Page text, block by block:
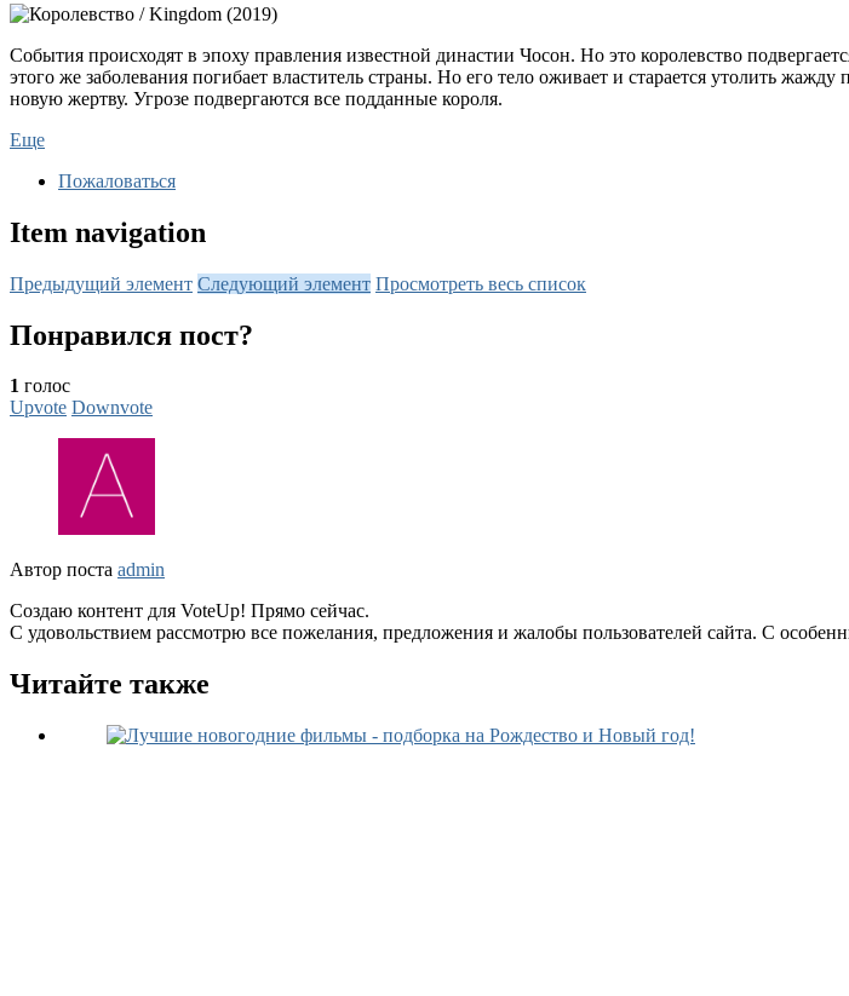
События происходят в эпоху правления известной династии Чосон. Но это королевство
этого же заболевания погибает властитель страны. Но его тело оживает и старается утолить
новую жертву. Угрозе подвергаются все подданные короля.
Еще
Пожаловаться
Item navigation
Предыдущий элемент Следующий элемент Просмотреть весь список
Понравился пост?
1 голос
Upvote Downvote
Автор поста admin
Создаю контент для VoteUp! Прямо сейчас.
С удовольствием рассмотрю все пожелания, предложения и жалобы пользователей сайта. С
Читайте также